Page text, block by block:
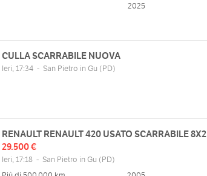
2025
CULLA SCARRABILE NUOVA
Ieri, 17:34 - San Pietro in Gu (PD)
RENAULT RENAULT 420 USATO SCARRABILE 8X2
29.500 €
Ieri, 17:18 - San Pietro in Gu (PD)